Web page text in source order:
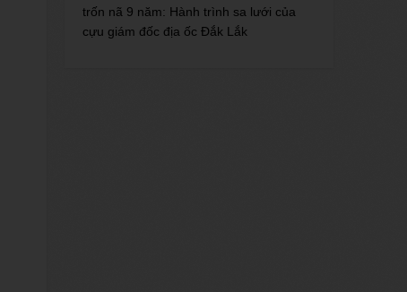
trốn nã 9 năm: Hành trình sa lưới của
cựu giám đốc địa ốc Đắk Lắk